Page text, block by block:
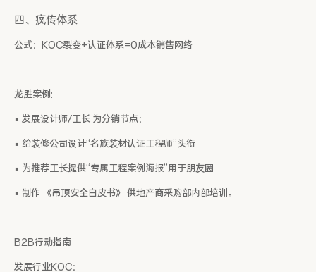
四、疯传体系
公式：KOC裂变+认证体系=0成本销售网络
龙胜案例:
▪ 发展设计师/工长 为分销节点：
▪ 给装修公司设计“名族装材认证工程师”头衔
▪ 为推荐工长提供“专属工程案例海报”用于朋友圈
▪ 制作 《吊顶安全白皮书》 供地产商采购部内部培训。
B2B行动指南
发展行业KOC：